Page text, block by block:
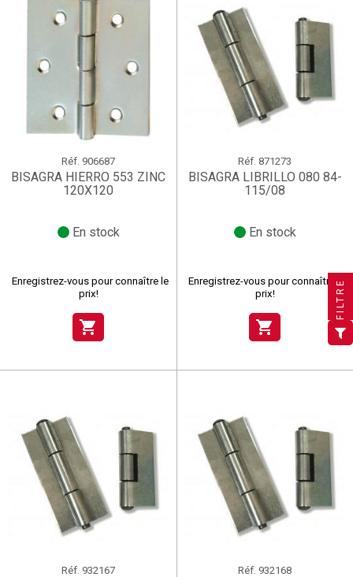
Ajouter à ma liste d'envies×
Nom de la liste d'envies
((title)) ×
Connexion ×
Vous devez être connecté pour ajouter des produits à
Annuler Connexion
Réf. 906687
BISAGRA HIERRO 553 ZINC
120X120
En stock
Enregistrez-vous pour connaître le
prix!
shopping_cart
Réf. 871273
BISAGRA LIBRILLO 080 84-
115/08
En stock
Enregistrez-vous pour connaître le
prix!
shopping_cart
Réf. 932167 Réf. 932168
FILTRE